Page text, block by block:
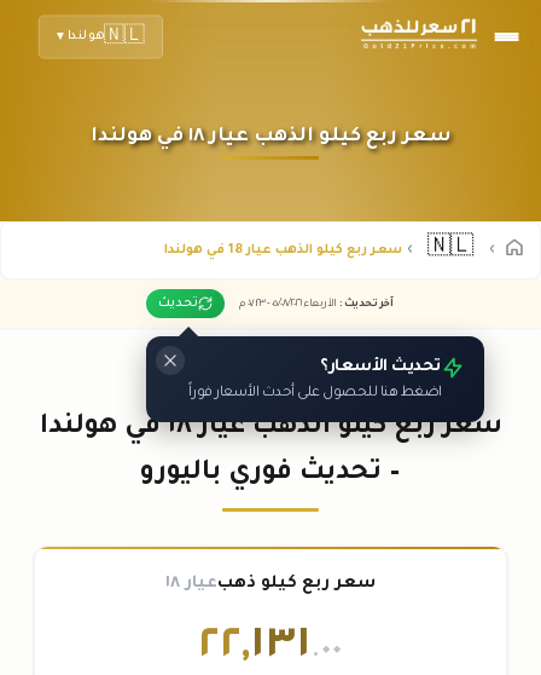
🇳🇱هولندا ▼
سعر ربع كيلو الذهب عيار ١٨ في هولندا
🇳🇱 سعر ربع كيلو الذهب عيار 18 في هولندا
آخر تحديث : الأربعاء ٠٥ /٠٨/٢٠٢٦ - ٠٧:٢٣ م تحديث
تحديث الأسعار؟
اضغط هنا للحصول على أحدث الأسعار فوراً
سعر ربع كيلو الذهب عيار ١٨ في هولندا
– تحديث فوري باليورو
سعر ربع كيلو ذهبعيار ١٨
٢٢,١٣١ .٠٠